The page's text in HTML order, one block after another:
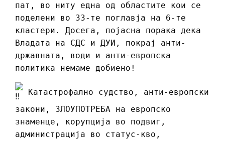
пат, во ниту една од областите кои се
поделени во 33-те поглавја на 6-те
кластери. Досега, појасна порака дека
Владата на СДС и ДУИ, покрај анти-
државната, води и анти-европска
политика немаме добиено!
Катастрофално судство, анти-европски
закони, ЗЛОУПОТРЕБА на европско
знаменце, корупција во подвиг,
администрација во статус-кво,